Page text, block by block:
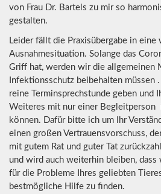
von Frau Dr. Bartels zu mir so
gestalten.
Leider fällt die Praxisübergabe in
Ausnahmesituation. Solange das
Griff hat, werden wir die allgemeinen
Infektionsschutz beibehalten müssen
reine Terminsprechstunde geben und
Weiteres mit nur einer Begleitperson
können. Dafür bitte ich um Ihr
einen großen Vertrauensvorschuss,
mit gutem Rat und guter Tat
und wird auch weiterhin bleiben,
für die Probleme Ihres geliebten
bestmögliche Hilfe zu finden.